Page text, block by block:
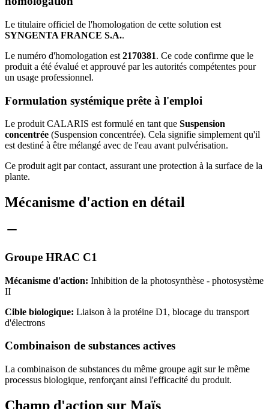
Le titulaire officiel de l'homologation de cette solution est
SYNGENTA FRANCE S.A..
Le numéro d'homologation est 2170381. Ce code confirme que le
produit a été évalué et approuvé par les autorités compétentes pour
un usage professionnel.
Formulation systémique prête à l'emploi
Le produit CALARIS est formulé en tant que Suspension
concentrée (Suspension concentrée). Cela signifie simplement qu'il
est destiné à être mélangé avec de l'eau avant pulvérisation.
Ce produit agit par contact, assurant une protection à la surface de la
plante.
Mécanisme d'action en détail
Groupe HRAC C1
Mécanisme d'action: Inhibition de la photosynthèse - photosystème
II
Cible biologique: Liaison à la protéine D1, blocage du transport
d'électrons
Combinaison de substances actives
La combinaison de substances du même groupe agit sur le même
processus biologique, renforçant ainsi l'efficacité du produit.
Champ d'action sur Maïs